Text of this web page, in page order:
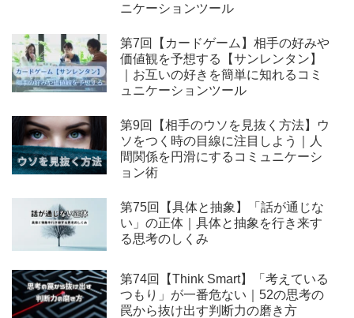
ニケーションツール
第7回【カードゲーム】相手の好みや
価値観を予想する【サンレンタン】
｜お互いの好きを簡単に知れるコミ
ュニケーションツール
第9回【相手のウソを見抜く方法】ウ
ソをつく時の目線に注目しよう｜人
間関係を円滑にするコミュニケーシ
ョン術
第75回【具体と抽象】「話が通じな
い」の正体｜具体と抽象を行き来す
る思考のしくみ
第74回【Think Smart】「考えている
つもり」が一番危ない｜52の思考の
罠から抜け出す判断力の磨き方